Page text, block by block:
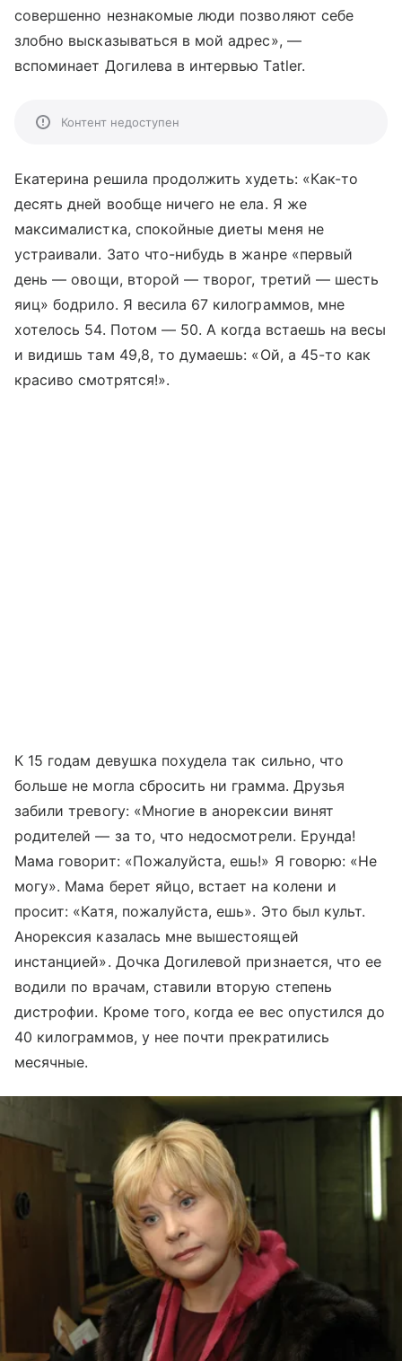
совершенно незнакомые люди позволяют себе
злобно высказываться в мой адрес», —
вспоминает Догилева в интервью Tatler.
Контент недоступен
Екатерина решила продолжить худеть: «Как-то
десять дней вообще ничего не ела. Я же
максималистка, спокойные диеты меня не
устраивали. Зато что-нибудь в жанре «первый
день— овощи, второй— творог, третий —шесть
яиц» бодрило. Я весила 67 килограммов, мне
хотелось 54. Потом —50. А когда встаешь на весы
и видишь там 49,8, то думаешь: «Ой, а 45-то как
красиво смотрятся!».
К 15 годам девушка похудела так сильно, что
больше не могла сбросить ни грамма. Друзья
забили тревогу: «Многие в анорексии винят
родителей— за то, что недосмотрели. Ерунда!
Мама говорит: «Пожалуйста, ешь!» Я говорю: «Не
могу». Мама берет яйцо, встает на колени и
просит: «Катя, пожалуйста, ешь». Это был культ.
Анорексия казалась мне вышестоящей
инстанцией». Дочка Догилевой признается, что ее
водили по врачам, ставили вторую степень
дистрофии. Кроме того, когда ее вес опустился до
40 килограммов, у нее почти прекратились
месячные.